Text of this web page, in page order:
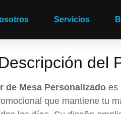
Servicios
del
de Mesa Personalizado es
que mantiene tu